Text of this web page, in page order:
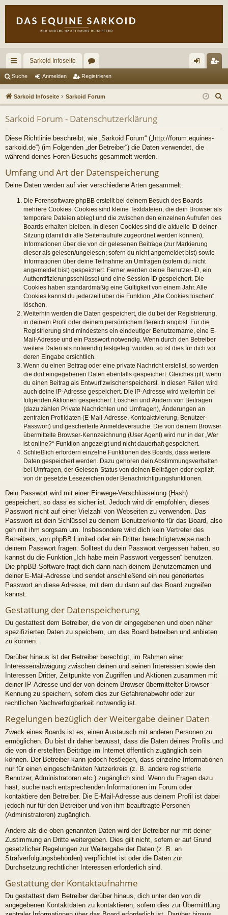
ch
ne
llz
ug
riff
Sarkoid Infoseite
or
en m
el
n
ist
rie
Suche Anmelden Registrieren
Sarkoid Infoseite Sarkoid Forum
u
Sarkoid Forum - Datenschutzerklärung
Diese Richtlinie beschreibt, wie „Sarkoid Forum“ („http://forum.equines-
sarkoid.de“) (im Folgenden „der Betreiber“) die Daten verwendet, die
während deines Foren-Besuchs gesammelt werden.
Umfang und Art der Datenspeicherung
Deine Daten werden auf vier verschiedene Arten gesammelt:
Die Forensoftware phpBB erstellt bei deinem Besuch des Boards
mehrere Cookies. Cookies sind kleine Textdateien, die dein Browser als
temporäre Dateien ablegt und die zwischen den einzelnen Aufrufen des
Boards erhalten bleiben. In diesen Cookies sind die aktuelle ID deiner
Sitzung (damit dir alle Seitenaufrufe zugeordnet werden können),
Informationen über die von dir gelesenen Beiträge (zur Markierung
dieser als gelesen/ungelesen; sofern du nicht angemeldet bist) sowie
Informationen über deine Teilnahme an Umfragen (sofern du nicht
angemeldet bist) gespeichert. Ferner werden deine Benutzer-ID, ein
Authentifizierungsschlüssel und eine Session-ID gespeichert. Die
Cookies haben standardmäßig eine Gültigkeit von einem Jahr. Alle
Cookies kannst du jederzeit über die Funktion „Alle Cookies löschen“
löschen.
Weiterhin werden die Daten gespeichert, die du bei der Registrierung,
in deinem Profil oder deinem persönlichem Bereich angibst. Für die
Registrierung sind mindestens ein eindeutiger Benutzername, eine E-
Mail-Adresse und ein Passwort notwendig. Wenn durch den Betreiber
weitere Daten als notwendig festgelegt wurden, so ist dies für dich vor
deren Eingabe ersichtlich.
Wenn du einen Beitrag oder eine private Nachricht erstellst, so werden
die dort eingegebenen Daten ebenfalls gespeichert. Gleiches gilt, wenn
du einen Beitrag als Entwurf zwischenspeicherst. In diesen Fällen wird
auch deine IP-Adresse gespeichert. Die IP-Adresse wird weiterhin bei
folgenden Aktionen gespeichert: Löschen und Ändern von Beiträgen
(dazu zählen Private Nachrichten und Umfragen), Änderungen an
zentralen Profildaten (E-Mail-Adresse, Kontoaktivierung, Benutzer-
Passwort) und gescheiterte Anmeldeversuche. Die von deinem Browser
übermittelte Browser-Kennzeichnung (User Agent) wird nur in der „Wer
ist online?“-Funktion angezeigt und nicht dauerhaft gespeichert.
Schließlich erfordern einzelne Funktionen des Boards, dass weitere
Daten gespeichert werden. Dazu gehören dein Abstimmungsverhalten
bei Umfragen, der Gelesen-Status von deinen Beiträgen oder explizit
von dir gesetzte Lesezeichen oder Benachrichtigungsfunktionen.
Dein Passwort wird mit einer Einwege-Verschlüsselung (Hash)
gespeichert, so dass es sicher ist. Jedoch wird dir empfohlen, dieses
Passwort nicht auf einer Vielzahl von Webseiten zu verwenden. Das
Passwort ist dein Schlüssel zu deinem Benutzerkonto für das Board, also
geh mit ihm sorgsam um. Insbesondere wird dich kein Vertreter des
Betreibers, von phpBB Limited oder ein Dritter berechtigterweise nach
deinem Passwort fragen. Solltest du dein Passwort vergessen haben, so
kannst du die Funktion „Ich habe mein Passwort vergessen“ benutzen.
Die phpBB-Software fragt dich dann nach deinem Benutzernamen und
deiner E-Mail-Adresse und sendet anschließend ein neu generiertes
Passwort an diese Adresse, mit dem du dann auf das Board zugreifen
kannst.
Gestattung der Datenspeicherung
Du gestattest dem Betreiber, die von dir eingegebenen und oben näher
spezifizierten Daten zu speichern, um das Board betreiben und anbieten
zu können.
Darüber hinaus ist der Betreiber berechtigt, im Rahmen einer
Interessenabwägung zwischen deinen und seinen Interessen sowie den
Interessen Dritter, Zeitpunkte von Zugriffen und Aktionen zusammen mit
deiner IP-Adresse und der von deinem Browser übermittelter Browser-
Kennung zu speichern, sofern dies zur Gefahrenabwehr oder zur
rechtlichen Nachverfolgbarkeit notwendig ist.
Regelungen bezüglich der Weitergabe deiner Daten
Zweck eines Boards ist es, einen Austausch mit anderen Personen zu
ermöglichen. Du bist dir daher bewusst, dass die Daten deines Profils und
die von dir erstellten Beiträge im Internet öffentlich zugänglich sein
können. Der Betreiber kann jedoch festlegen, dass einzelne Informationen
nur für einen eingeschränkten Nutzerkreis (z. B. andere registrierte
Benutzer, Administratoren etc.) zugänglich sind. Wenn du Fragen dazu
hast, suche nach entsprechenden Informationen im Forum oder
kontaktiere den Betreiber. Die E-Mail-Adresse aus deinem Profil ist dabei
jedoch nur für den Betreiber und von ihm beauftragte Personen
(Administratoren) zugänglich.
Andere als die oben genannten Daten wird der Betreiber nur mit deiner
Zustimmung an Dritte weitergeben. Dies gilt nicht, sofern er auf Grund
gesetzlicher Regelungen zur Weitergabe der Daten (z. B. an
Strafverfolgungsbehörden) verpflichtet ist oder die Daten zur
Durchsetzung rechtlicher Interessen erforderlich sind.
Gestattung der Kontaktaufnahme
Du gestattest dem Betreiber darüber hinaus, dich unter den von dir
angegebenen Kontaktdaten zu kontaktieren, sofern dies zur Übermittlung